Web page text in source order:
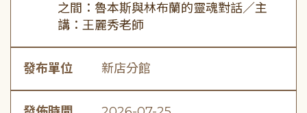
之間：魯本斯與林布蘭的靈魂對話／主
講：王麗秀老師
發布單位 新店分館